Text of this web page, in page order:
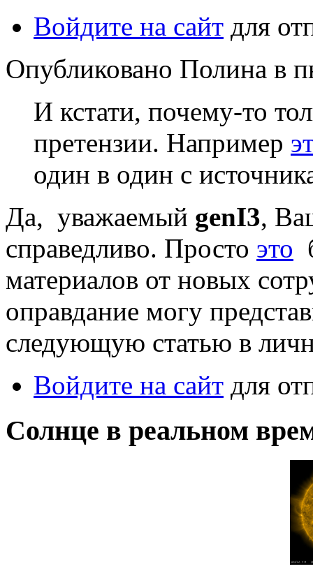
Войдите на сайт для
Опубликовано Полина в
И кстати, почему-то
претензии. Например
один в один с
Да, уважаемый genI3,
справедливо. Просто это
материалов от новых
оправдание могу
следующую статью в
Войдите на сайт для
Солнце в реальном